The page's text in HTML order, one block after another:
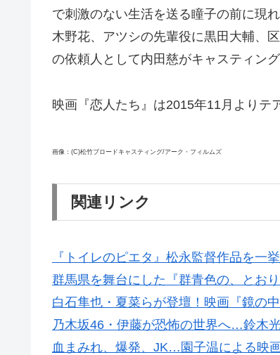
で刺激のない生活を送る瞳子の前に現
木野花、アツシの先輩役に黒田大輔、
の依頼人として内田慈がキャスティング
映画『恋人たち』は2015年11月よりテ
画像：(C)松竹ブロードキャスティング/アーク・フィルムズ
関連リンク
『トイレのピエタ』松永監督作品を一
群馬県を舞台にした『群青色の、とお
白石隼也・夏菜らが登壇！映画『鏡の
乃木坂46・伊藤が恐怖の世界へ…鈴木
血まみれ、爆発、JK…園子温による映